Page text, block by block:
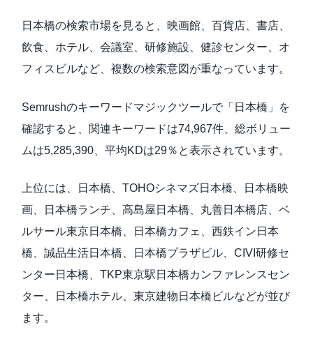
日本橋の検索市場を見ると、映画館、百貨店、書店、
飲食、ホテル、会議室、研修施設、健診センター、オ
フィスビルなど、複数の検索意図が重なっています。
Semrushのキーワードマジックツールで「日本橋」を
確認すると、関連キーワードは74,967件、総ボリュー
ムは5,285,390、平均KDは29％と表示されています。
上位には、日本橋、TOHOシネマズ日本橋、日本橋映
画、日本橋ランチ、高島屋日本橋、丸善日本橋店、ベ
ルサール東京日本橋、日本橋カフェ、西鉄イン日本
橋、誠品生活日本橋、日本橋プラザビル、CIVI研修セ
ンター日本橋、TKP東京駅日本橋カンファレンスセン
ター、日本橋ホテル、東京建物日本橋ビルなどが並び
ます。